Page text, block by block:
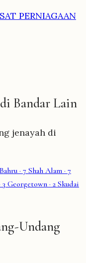
PERNIAGAAN
Bandar Lain
jenayah di
· 7 Shah Alam · 7
3 Georgetown · 2 Skudai
Undang